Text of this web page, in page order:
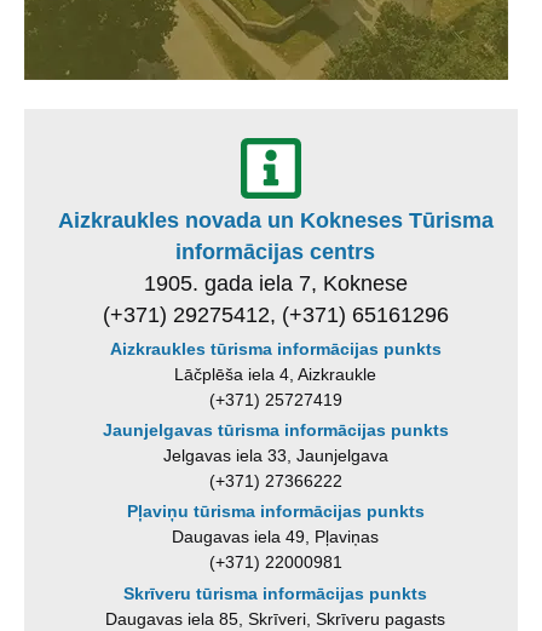
Aizkraukles novada un Kokneses Tūrisma
informācijas centrs
1905. gada iela 7, Koknese
(+371) 29275412, (+371) 65161296
Aizkraukles tūrisma informācijas punkts
Lāčplēša iela 4, Aizkraukle
(+371) 25727419
Jaunjelgavas tūrisma informācijas punkts
Jelgavas iela 33, Jaunjelgava
(+371) 27366222
Pļaviņu tūrisma informācijas punkts
Daugavas iela 49, Pļaviņas
(+371) 22000981
Skrīveru tūrisma informācijas punkts
Daugavas iela 85, Skrīveri, Skrīveru pagasts